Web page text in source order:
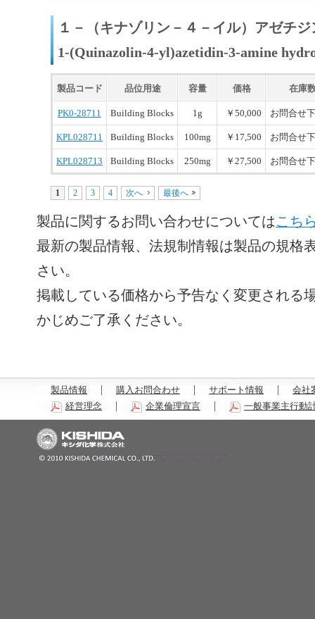
１－（キナゾリン－４－イル）アゼチ
1-(Quinazolin-4-yl)azetidin-3-amine
製品コード 品位用途 容量 価格 在庫
PK0-28711 Building Blocks 1g ￥50,000 お問合せ
KPL028711 Building Blocks 100mg ￥17,500 お問合せ
KPL028713 Building Blocks 250mg ￥27,500 お問合せ
1 2 3 4 次へ 最後へ
製品に関するお問い合わせについてはこち
最新の製品情報、法規制情報は製品の規格
さい。
掲載している価格から予告なく変更される
かじめご了承ください。
製品情報 購入お問合わせ サポート情報
会社
経営理念
企業倫理宣言 一般事業主行動